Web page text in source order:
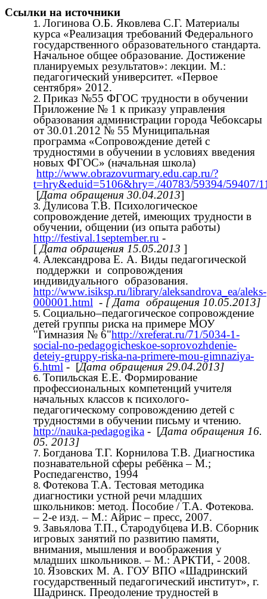
Ссылки на источники
Логинова О.Б. Яковлева С.Г. Материалы
курса «Реализация требований Федерального
государственного образовательного стандарта.
Начальное общее образование. Достижение
планируемых результатов»: лекции. М.:
педагогический университет. «Первое
сентября» 2012.
Приказ №55 ФГОС трудности в обучении
Приложение № 1 к приказу управления
образования администрации города Чебоксары
от 30.01.2012 № 55 Муниципальная
программа «Сопровождение детей с
трудностями в обучении в условиях введения
новых ФГОС» (начальная школа)
http://www.obrazovurmary.edu.cap.ru/?
t=hry&eduid=5106&hry=./40783/59394/59407/
[Дата обращения 30.04.2013]
Дулисова Т.В. Психологическое
сопровождение детей, имеющих трудности в
обучении, общении (из опыта работы)
http://festival.1september.ru -
[Дата обращения 15.05.2013 ]
Александрова Е. А. Виды педагогической
поддержки и сопровождения
индивидуального образования.
http://www.isiksp.ru/library/aleksandrova_ea/aleks-
000001.html - [ Дата обращения 10.05.2013]
Социально–педагогическое сопровождение
детей группы риска на примере МОУ
"Гимназия № 6"http://xreferat.ru/71/5034-1-
social-no-pedagogicheskoe-soprovozhdenie-
deteiy-gruppy-riska-na-primere-mou-gimnaziya-
6.html - [Дата обращения 29.04.2013]
Топильская Е.Е. Формирование
профессиональных компетенций учителя
начальных классов к психолого-
педагогическому сопровождению детей с
трудностями в обучении письму и чтению.
http://nauka-pedagogika - [Дата обращения 16.
05. 2013]
Богданова Т.Г. Корнилова Т.В. Диагностика
познавательной сферы ребёнка – М.;
Роспедагенство, 1994
Фотекова Т.А. Тестовая методика
диагностики устной речи младших
школьников: метод. Пособие / Т.А. Фотекова.
– 2-е изд. – М.: Айрис – пресс, 2007.
Завьялова Т.П., Стародубцева И.В. Сборник
игровых занятий по развитию памяти,
внимания, мышления и воображения у
младших школьников. – М.: АРКТИ, - 2008.
Язовских М. А. ГОУ ВПО «Шадринский
государственный педагогический институт», г.
Шадринск. Преодоление трудностей в